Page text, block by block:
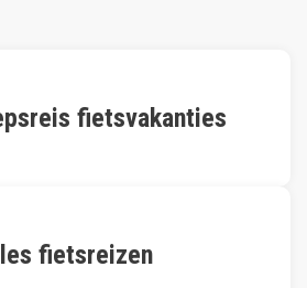
e
i
n
t
i
fietsvakanties
fietsreizen